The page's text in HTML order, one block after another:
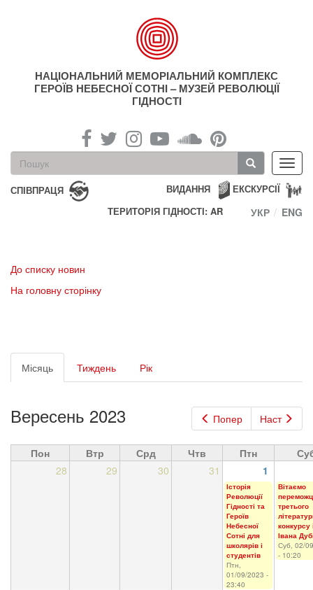
НАЦІОНАЛЬНИЙ МЕМОРІАЛЬНИЙ КОМПЛЕКС
ГЕРОЇВ НЕБЕСНОЇ СОТНІ – МУЗЕЙ РЕВОЛЮЦІЇ
ГІДНОСТІ
Пошукова
форма
Пошук
СПІВПРАЦЯ ЕКСКУРСІЇ
ВИДАННЯ
ТЕРИТОРІЯ ГІДНОСТІ: AR
УКР ENG
До списку новин
На головну сторінку
Первинні
вкладки
Місяць (активна
вкладка)
Тиждень Рік
Попер Наст
Вересень 2023
Пон Втр Срд Чтв Птн
28
29 30 31 1
Історія
Революції
Гідності та
Героїв
Небесної
Сотні для
школярів і
студентів
Птн,
01/09/2023 -
23:40
Вітаємо
третього
конкурсу
Івана
Суб, 02/
- 10:20